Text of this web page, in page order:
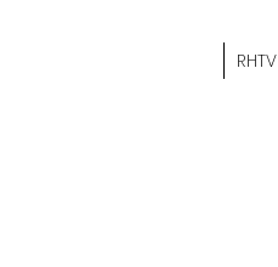
RHTV